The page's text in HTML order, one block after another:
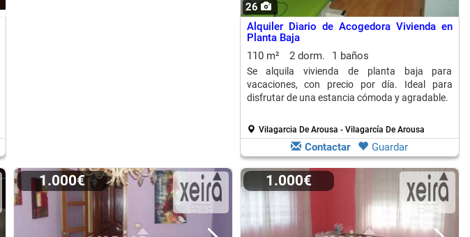
26
Alquiler Diario de Acogedora Vivienda en
Planta Baja
110 m²
2 dorm. 1 baños
Se alquila vivienda de planta baja para
vacaciones, con precio por día. Ideal para
disfrutar de una estancia cómoda y agradable.
Vilagarcia De Arousa - Vilagarcía De Arousa
Contactar Guardar
1.000€ 1.000€